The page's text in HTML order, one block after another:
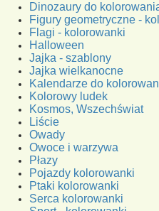
Dinozaury do
Figury geometryczne -
Flagi - kolorowanki
Halloween
Jajka - szablony
Jajka wielkanocne
Kalendarze do
Kolorowy ludek
Kosmos, Wszechświat
Liście
Owady
Owoce i warzywa
Płazy
Pojazdy kolorowanki
Ptaki kolorowanki
Serca kolorowanki